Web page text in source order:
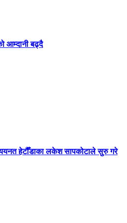
आम्दानी बढ्दै
हेटौँडाका लकेश सापकोटाले सुरु गरे